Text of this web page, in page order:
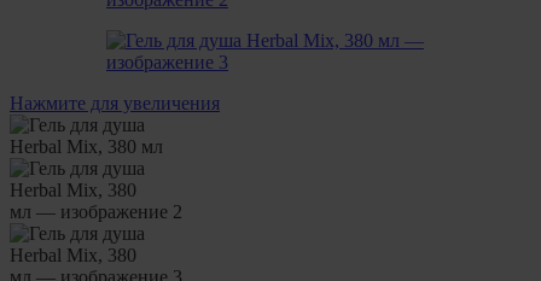
Нажмите для увеличения